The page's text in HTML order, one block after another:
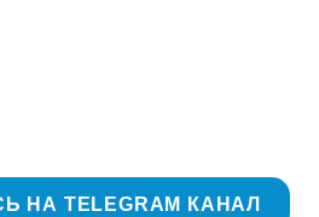
НА TELEGRAM КАНАЛ